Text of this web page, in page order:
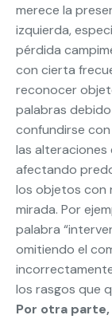
merece la
izquierda,
pérdida
con cierta
reconocer
palabras
confundirse
las
afectando
los objetos con
mirada. Por
palabra
omitiendo el
los rasgos que
Por otra parte,